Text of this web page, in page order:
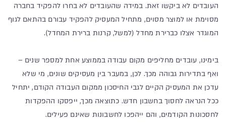
העובדים לא ביקשו זאת. במידה שהעובדים לא בחרו להפקיד בחברה
מסוימת או למוצר מסוים, מתחיל המעסיק להפקיד עבורם בהתאם לגוף
המוגדר אצלו כברירת מחדל (למשל, קרנות ברירת המחדל).
בימינו, עובדים מחליפים מקום עבודה בממוצע אחת למספר שנים –
ואף בתדירות גבוהה מכך. לכן, במעבר בין מעסיקים שונים, מי שלא
עדכן את המעסיק הקיים לגבי החיסכון ממקום העבודה הקודם, יתחיל
ככל הנראה לחסוך בחשבון חדש. כתוצאה מכך, ייפסקו ההפקדות
לחסכונות הקודמים, והם ייהפכו לחשבונות שאינם פעילים.